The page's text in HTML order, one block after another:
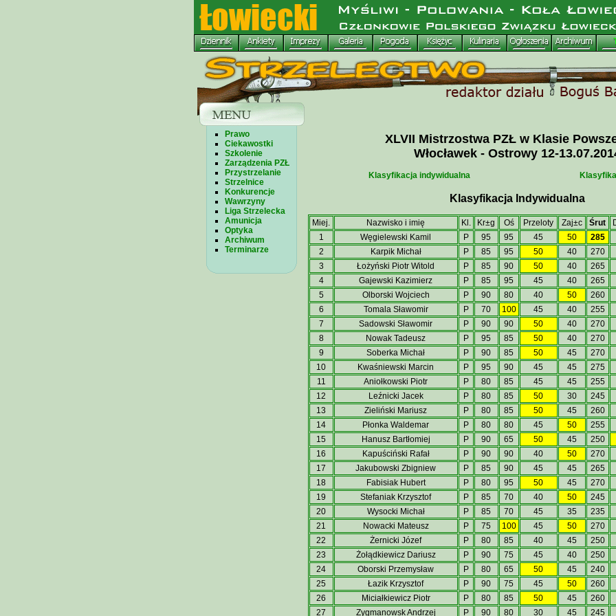
Prawo
Ciekawostki
Szkolenie
Zarządzenia PZŁ
Przystrzelanie
Strzelnice
Konkurencje
Wawrzyny
Liga Strzelecka
Amunicja
Optyka
Archiwum
Terminarze
XLVII Mistrzostwa PZŁ w Klasie
Włocławek - Ostrowy 12-
Klasyfikacja indywidualna
Klasyfikacja Indywidualna
Miej. Nazwisko i imię Kl. Kr±g Oś Przeloty Zaj±c Śrut
1
Węgielewski Kamil P 95 95 45 50
285
2
Karpik Michał P 85 95 50 40
270
3
Łożyński Piotr Witold P 85 90 50 40
265
4
Gajewski Kazimierz P 85 95 45 40
265
5
Olborski Wojciech P 90 80 40 50
260
6
Tomala Sławomir P 70 100 45 40
255
7
Sadowski Sławomir P 90 90 50 40
270
8
Nowak Tadeusz P 95 85 50 40
270
9
Soberka Michał P 90 85 50 45
270
10
Kwaśniewski Marcin P 95 90 45 45
275
11
Aniołkowski Piotr P 80 85 45 45
255
12
Leźnicki Jacek P 80 85 50 30
245
13
Zieliński Mariusz P 80 85 50 45
260
14
Płonka Waldemar P 80 80 45 50
255
15
Hanusz Bartłomiej P 90 65 50 45
250
16
Kapuściński Rafał P 90 90 40 50
270
17
Jakubowski Zbigniew P 85 90 45 45
265
18
Fabisiak Hubert P 80 95 50 45
270
19
Stefaniak Krzysztof P 85 70 40 50
245
20
Wysocki Michał P 85 70 45 35
235
21
Nowacki Mateusz P 75 100 45 50
270
22
Żernicki Józef P 80 85 40 45
250
23
Żołądkiewicz Dariusz P 90 75 45 40
250
24
Oborski Przemysław P 80 65 50 45
240
25
Łazik Krzysztof P 90 75 45 50
260
26
Miciałkiewicz Piotr P 80 85 50 45
260
27
Zygmanowsk Andrzej P 90 80 30 45 245